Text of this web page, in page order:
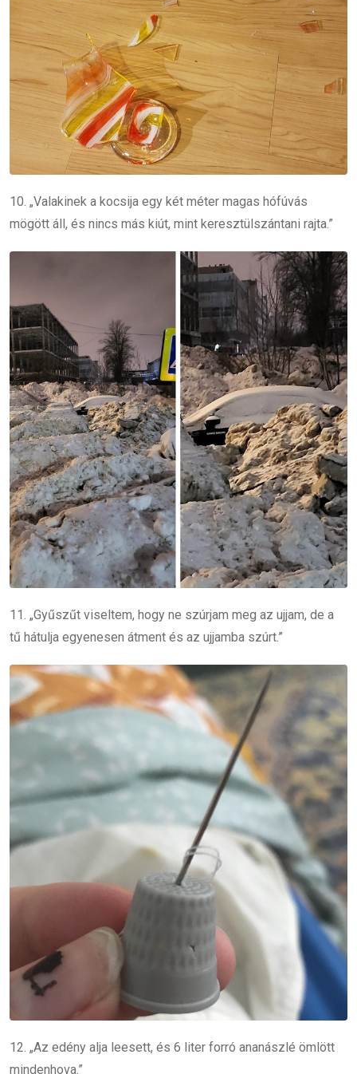
10. „Valakinek a kocsija egy két méter magas hófúvás
mögött áll, és nincs más kiút, mint keresztülszántani rajta.”
11. „Gyűszűt viseltem, hogy ne szúrjam meg az ujjam, de a
tű hátulja egyenesen átment és az ujjamba szúrt.”
12. „Az edény alja leesett, és 6 liter forró ananászlé ömlött
mindenhova.”